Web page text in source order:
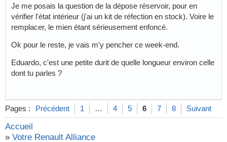
Je me posais la question de la dépose réservoir, pour en
vérifier l'état intérieur (j'ai un kit de réfection en stock). Voire le
remplacer, le mien étant sérieusement enfoncé.
Ok pour le reste, je vais m'y pencher ce week-end.
Eduardo, c'est une petite durit de quelle longueur environ celle
dont tu parles ?
Pages : Précédent 1 … 4 5 6 7 8 Suivant
Accueil
» Votre Renault Alliance